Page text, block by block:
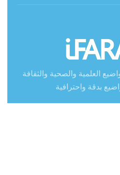
العلمية والصحية والثقافة
بدقة واحترافية